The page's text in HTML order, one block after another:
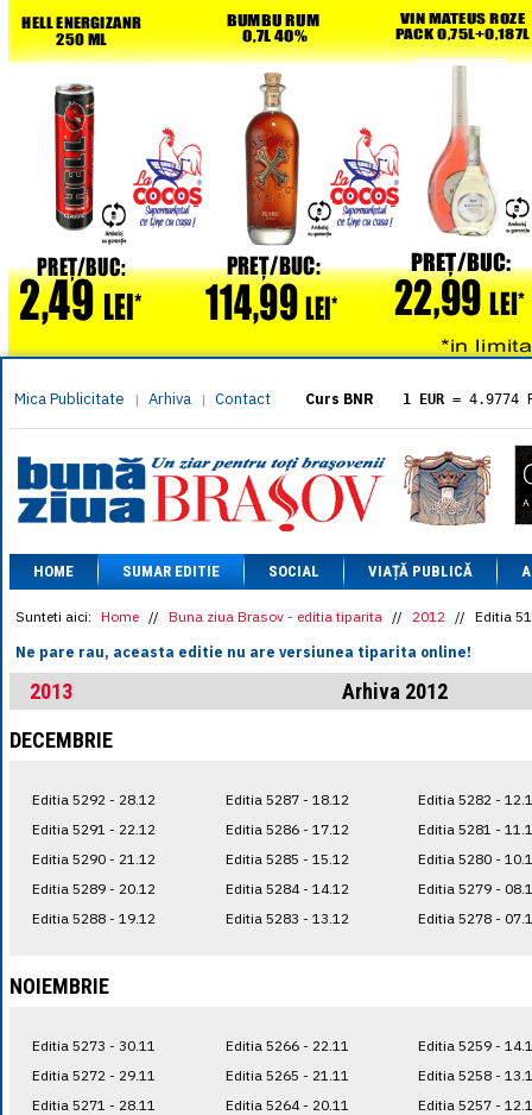
Mica Publicitate | Arhiva | Contact Curs BNR 1 EUR = 4.9774
= 5.8304
1 XAU= 464.4611
1 AED= 1.1933
1 AUD= 2.7957
1 BGN= 2.5449
1 CAD= 3.1559
1 CHF= 5.2813
1 CNY = 0.6015
1 DKK= 0.6668
1 EGP= 0.0860
1 HUF= 1.2223
1 MXN= 0.2227
1 NOK= 0.4191
1 RSD= 0.0425
1 RUB= 0.0530
HOME SUMAR EDITIE SOCIAL VIAȚĂ PUBLICĂ
Sunteti aici: Home // Buna ziua Brasov - editia tiparita // 2012 // Editia
Ne pare rau, aceasta editie nu are versiunea tiparita online!
2013
Arhiva 2012
DECEMBRIE
Editia 5292 - 28.12
Editia 5291 - 22.12
Editia 5290 - 21.12
Editia 5289 - 20.12
Editia 5288 - 19.12
Editia 5287 - 18.12
Editia 5286 - 17.12
Editia 5285 - 15.12
Editia 5284 - 14.12
Editia 5283 - 13.12
Editia 5282 -
Editia 5281 -
Editia 5280 -
Editia 5279 -
Editia 5278 -
NOIEMBRIE
Editia 5273 - 30.11
Editia 5272 - 29.11
Editia 5271 - 28.11
Editia 5266 - 22.11
Editia 5265 - 21.11
Editia 5264 - 20.11
Editia 5259 -
Editia 5258 -
Editia 5257 -